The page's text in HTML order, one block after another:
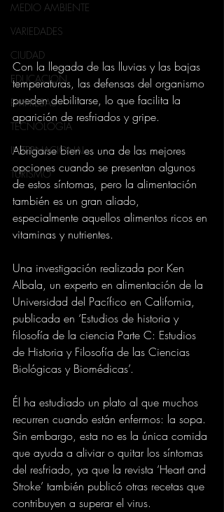
MEDIO AMBIENTE
VARIEDADES
CIUDAD
EDUCACION
EMPRESAS
TECNOLOGIA
INTERNACIONAL
TURISMO
Con la llegada de las lluvias y las bajas
temperaturas, las defensas del organismo
pueden debilitarse, lo que facilita la
aparición de resfriados y gripe.
Abrigarse bien es una de las mejores
opciones cuando se presentan algunos
de estos síntomas, pero la alimentación
también es un gran aliado,
especialmente aquellos alimentos ricos en
vitaminas y nutrientes.
Una investigación realizada por Ken
Albala, un experto en alimentación de la
Universidad del Pacífico en California,
publicada en ‘Estudios de historia y
filosofía de la ciencia Parte C: Estudios
de Historia y Filosofía de las Ciencias
Biológicas y Biomédicas’.
Él ha estudiado un plato al que muchos
recurren cuando están enfermos: la sopa.
Sin embargo, esta no es la única comida
que ayuda a aliviar o quitar los síntomas
del resfriado, ya que la revista ‘Heart and
Stroke’ también publicó otras recetas que
contribuyen a superar el virus.